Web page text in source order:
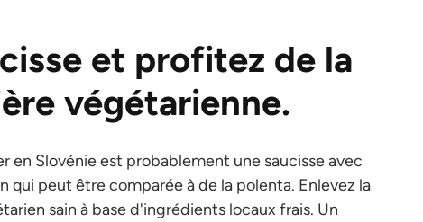
et profitez de la
végétarienne.
en Slovénie est probablement une saucisse avec
qui peut être comparée à de la polenta. Enlevez la
sain à base d'ingrédients locaux frais. Un